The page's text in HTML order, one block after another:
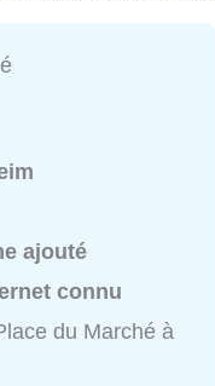
ajouté
connu
du Marché à